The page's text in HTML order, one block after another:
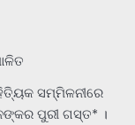
ସମ୍ମିଳନୀରେ
ପୁରୀ ଗସ୍ତ* ।